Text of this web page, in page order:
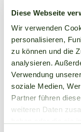
Diese Webseite
Wir verwenden
personalisieren,
zu können und die
analysieren.
Verwendung
soziale Medien,
Partner führen
weiteren Daten